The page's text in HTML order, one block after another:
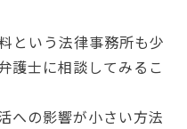
という法律事務所も少
護士に相談してみるこ
への影響が小さい方法